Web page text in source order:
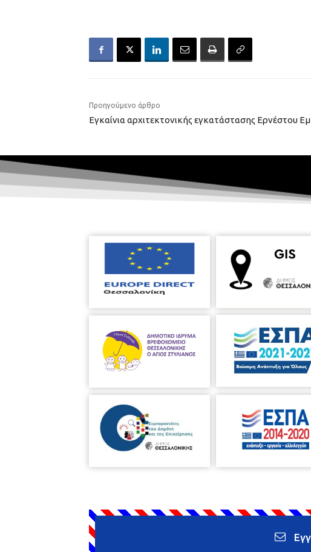
Προηγούμενο άρθρο
Εγκαίνια αρχιτεκτονικής εγκατάστασης Ερνέστου